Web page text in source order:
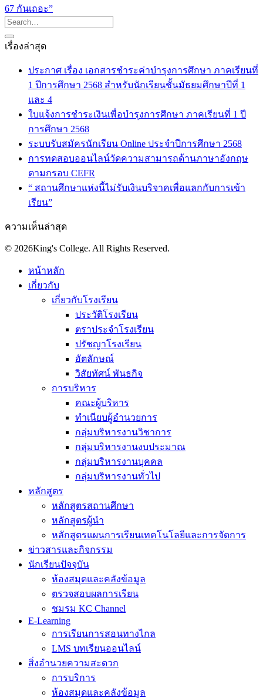
67 กันเถอะ”
เรื่องล่าสุด
ประกาศ เรื่อง เอกสารชำระค่าบำรุงการศึกษา ภาคเรียนที่
1 ปีการศึกษา 2568 สำหรับนักเรียนชั้นมัธยมศึกษาปีที่ 1
และ 4
ใบแจ้งการชำระเงินเพื่อบำรุงการศึกษา ภาคเรียนที่ 1 ปี
การศึกษา 2568
ระบบรับสมัครนักเรียน Online ประจำปีการศึกษา 2568
การทดสอบออนไลน์วัดความสามารถด้านภาษาอังกฤษ
ตามกรอบ CEFR
“ สถานศึกษาแห่งนี้ไม่รับเงินบริจาคเพื่อแลกกับการเข้า
เรียน”
ความเห็นล่าสุด
© 2026King's College. All Rights Reserved.
หน้าหลัก
เกี่ยวกับ
เกี่ยวกับโรงเรียน
ประวัติโรงเรียน
ตราประจำโรงเรียน
ปรัชญาโรงเรียน
อัตลักษณ์
วิสัยทัศน์ พันธกิจ
การบริหาร
คณะผู้บริหาร
ทำเนียบผู้อำนวยการ
กลุ่มบริหารงานวิชาการ
กลุ่มบริหารงานงบประมาณ
กลุ่มบริหารงานบุคคล
กลุ่มบริหารงานทั่วไป
หลักสูตร
หลักสูตรสถานศึกษา
หลักสูตรผู้นำ
หลักสูตรแผนการเรียนเทคโนโลยีและการจัดการ
ข่าวสารและกิจกรรม
นักเรียนปัจจุบัน
ห้องสมุดและคลังข้อมูล
ตรวจสอบผลการเรียน
ชมรม KC Channel
E-Learning
การเรียนการสอนทางไกล
LMS บทเรียนออนไลน์
สิ่งอำนวยความสะดวก
การบริการ
ห้องสมุดและคลังข้อมูล